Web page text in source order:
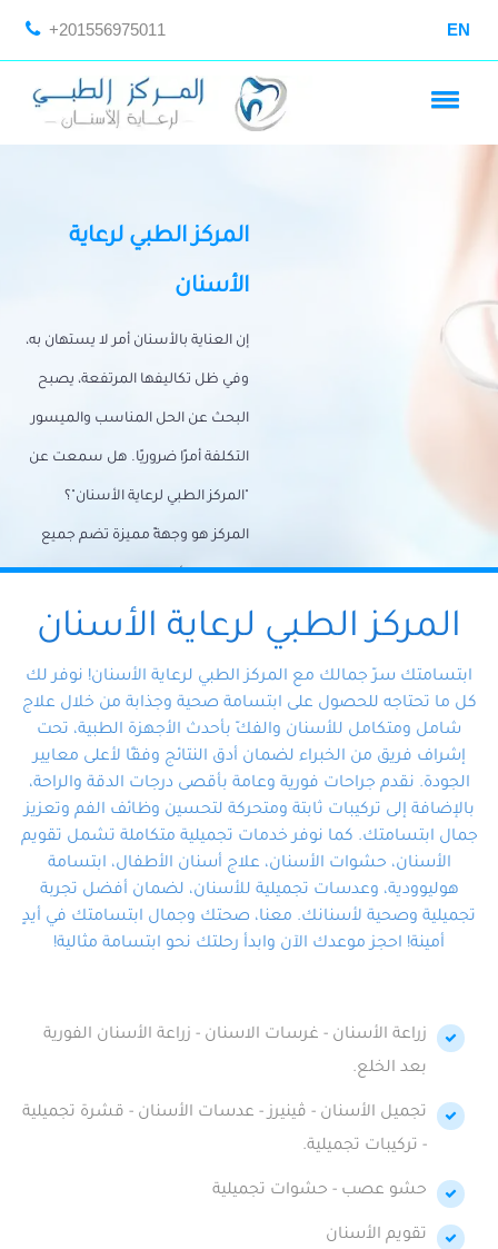
+201556975011 EN
المركز الطبي لرعاية
الأسنان
إن العناية بالأسنان أمر لا يستهان به،
وفي ظل تكاليفها المرتفعة، يصبح
البحث عن الحل المناسب والميسور
التكلفة أمرًا ضروريًا. هل سمعت عن
"المركز الطبي لرعاية الأسنان"؟
المركز هو وجهةً مميزة تضم جميع
احتياجات الأسنان تحت سقف واحد،
وتضمن لك حلاً شاملًا لجميع
المتخصص ذوي الخبرة، ستجد نفسك
في أيد أمينة تلبي احتياجاتك بكل
احترافية ودقة.
المركز الطبي لرعاية الأسنان
ابتسامتك سرّ جمالك مع المركز الطبي لرعاية الأسنان! نوفر لك
كل ما تحتاجه للحصول على ابتسامة صحية وجذابة من خلال علاج
شامل ومتكامل للأسنان والفكّ بأحدث الأجهزة الطبية، تحت
إشراف فريق من الخبراء لضمان أدق النتائج وفقًا لأعلى معايير
الجودة. نقدم جراحات فورية وعامة بأقصى درجات الدقة والراحة،
بالإضافة إلى تركيبات ثابتة ومتحركة لتحسين وظائف الفم وتعزيز
جمال ابتسامتك. كما نوفر خدمات تجميلية متكاملة تشمل تقويم
الأسنان، حشوات الأسنان، علاج أسنان الأطفال، ابتسامة
هوليوودية، وعدسات تجميلية للأسنان، لضمان أفضل تجربة
تجميلية وصحية لأسنانك. معنا، صحتك وجمال ابتسامتك في أيدٍ
أمينة! احجز موعدك الآن وابدأ رحلتك نحو ابتسامة مثالية!
زراعة الأسنان - غرسات الاسنان - زراعة الأسنان الفورية
بعد الخلع.
تجميل الأسنان - ڤينيرز - عدسات الأسنان - قشرة تجميلية
- تركيبات تجميلية.
حشو عصب - حشوات تجميلية
تقويم الأسنان